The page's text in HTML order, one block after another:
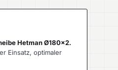
Hetman Ø180×2.
Einsatz, optimaler